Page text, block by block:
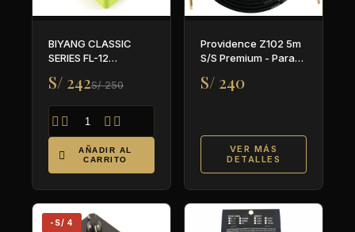
BIYANG CLASSIC
SERIES FL-12
S/ 242S/ 250
   

AÑADIR AL
CARRITO
Providence Z102 5m
S/S Premium - Para
S/ 240
VER MÁS
DETALLES
-S/ 4